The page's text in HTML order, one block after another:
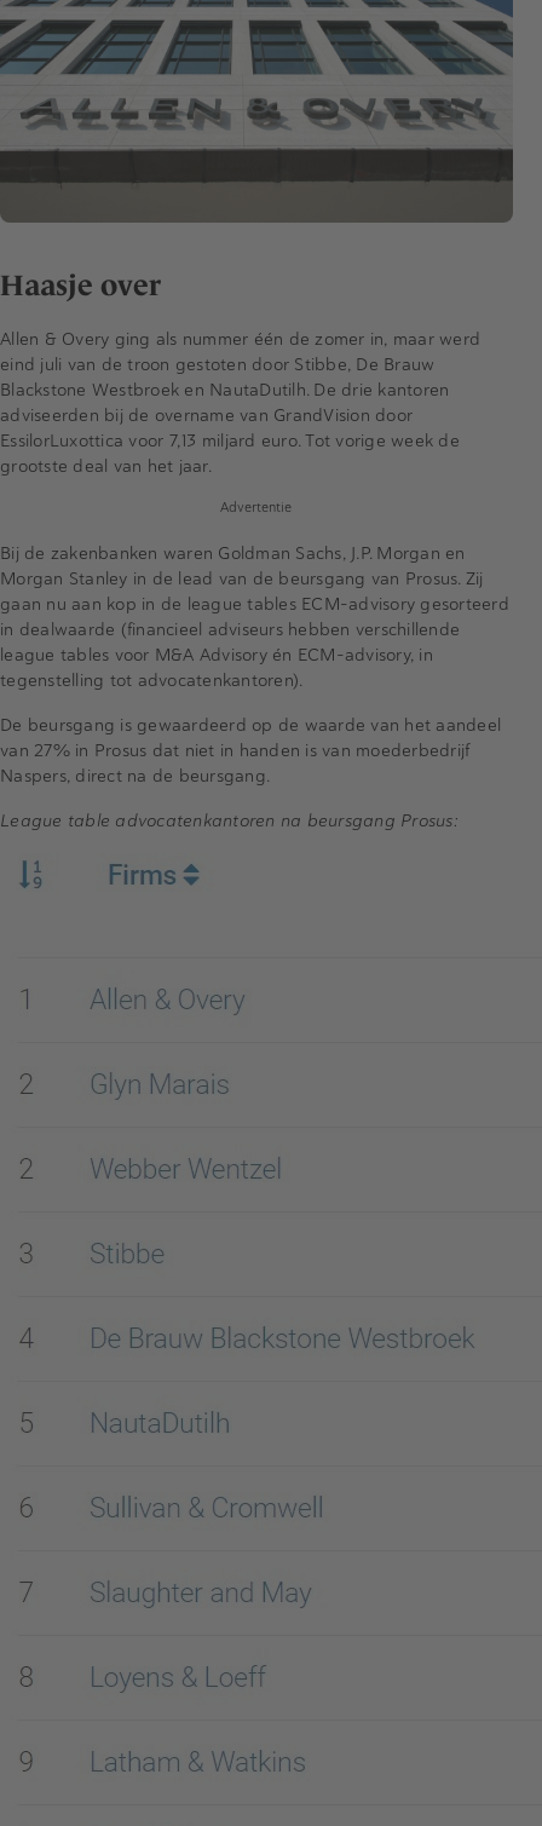
Haasje over
Allen & Overy ging als nummer één de zomer in, maar werd
eind juli van de troon gestoten door Stibbe, De Brauw
Blackstone Westbroek en NautaDutilh. De drie kantoren
adviseerden bij de overname van GrandVision door
EssilorLuxottica voor 7,13 miljard euro. Tot vorige week de
grootste deal van het jaar.
Advertentie
Bij de zakenbanken waren Goldman Sachs, J.P. Morgan en
Morgan Stanley in de lead van de beursgang van Prosus. Zij
gaan nu aan kop in de league tables ECM-advisory gesorteerd
in dealwaarde (financieel adviseurs hebben verschillende
league tables voor M&A Advisory én ECM-advisory, in
tegenstelling tot advocatenkantoren).
De beursgang is gewaardeerd op de waarde van het aandeel
van 27% in Prosus dat niet in handen is van moederbedrijf
Naspers, direct na de beursgang.
League table advocatenkantoren na beursgang Prosus: